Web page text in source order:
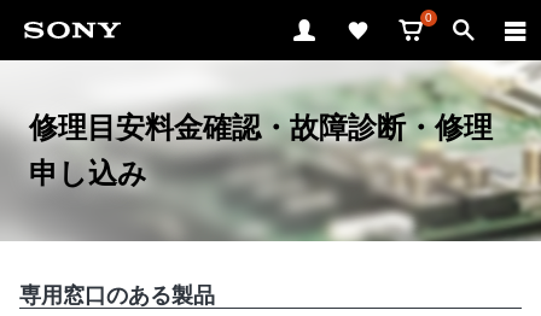
0
修理目安料金確認・故障診断・修理
申し込み
専用窓口のある製品